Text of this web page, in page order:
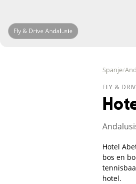
Fly & Drive Andalusie
Spanje/
FLY &
Hotel
bos en
hotel.